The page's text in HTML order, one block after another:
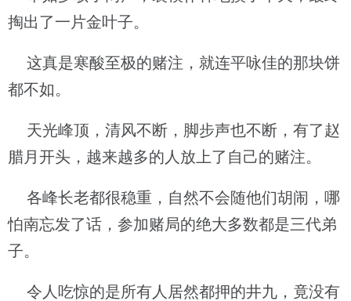
掏出了一片金叶子。
这真是寒酸至极的赌注，就连平咏佳的那块饼
都不如。
天光峰顶，清风不断，脚步声也不断，有了赵
腊月开头，越来越多的人放上了自己的赌注。
各峰长老都很稳重，自然不会随他们胡闹，哪
怕南忘发了话，参加赌局的绝大多数都是三代弟
子。
令人吃惊的是所有人居然都押的井九，竟没有